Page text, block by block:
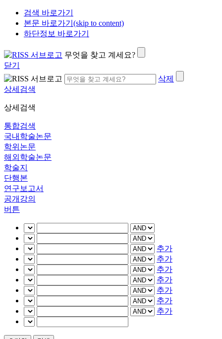
검색 바로가기
본문 바로가기(skip to content)
하단정보 바로가기
무엇을 찾고 계세요?
닫기
삭제
상세검색
상세검색
통합검색
국내학술논문
학위논문
해외학술논문
학술지
단행본
연구보고서
공개강의
버튼
추가
추가
추가
추가
추가
추가
추가